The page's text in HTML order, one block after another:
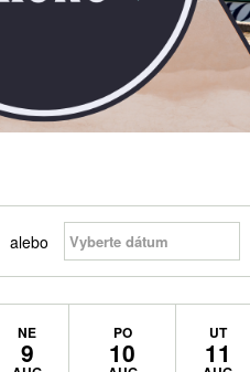
alebo
NE
9
PO
10
UT
11